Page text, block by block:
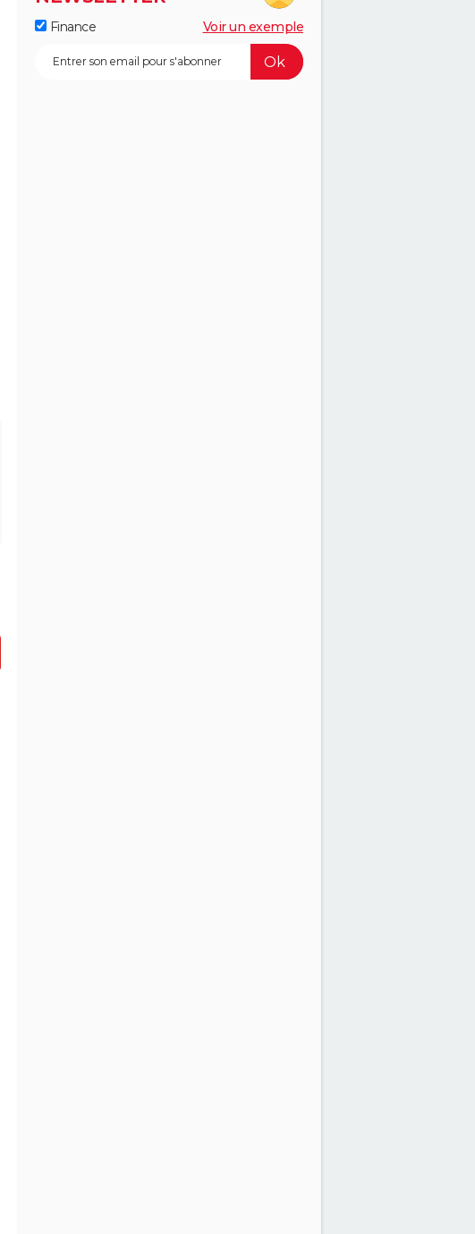
Finance Voir un exemple